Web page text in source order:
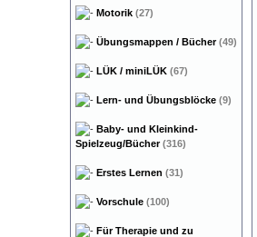
Motorik (27)
Übungsmappen / Bücher(49)
LÜK / miniLÜK (67)
Lern- und Übungsblöcke (9)
Baby- und Kleinkind-
Spielzeug/Bücher(316)
Erstes Lernen (31)
Vorschule (100)
Für Therapie und zu